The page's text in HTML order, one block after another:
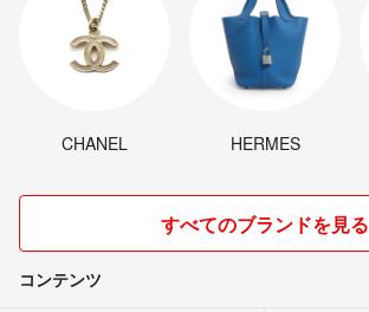
CHANEL HERMES
すべてのブランドを見る
コンテンツ